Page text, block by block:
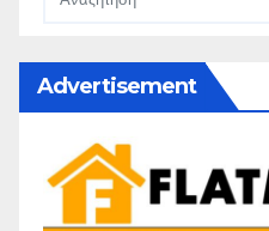
Advertisement